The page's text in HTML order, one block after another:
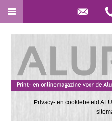
Privacy- en cookiebeleid